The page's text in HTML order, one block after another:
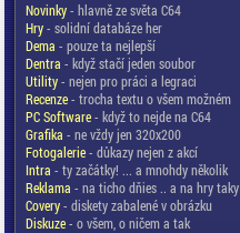
Novinky- hlavně ze světa C64
Hry- solidní databáze her
Dema - pouze ta nejlepší
Dentra - když stačí jeden soubor
Utility- nejen pro práci a legraci
Recenze- trocha textu o všem možném
PC Software- když to nejde na C64
Grafika - ne vždy jen 320x200
Fotogalerie- důkazy nejen z akcí
Intra - ty začátky! ... a mnohdy několik
Reklama - na ticho dňies .. a na hry taky
Covery- diskety zabalené v obrázku
Diskuze- o všem, o ničem a tak